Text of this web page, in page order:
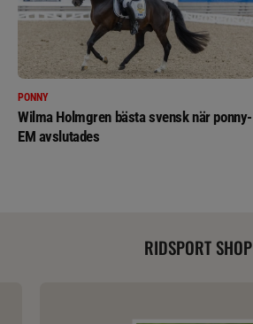
PONNY
Wilma Holmgren bästa svensk när ponny-
EM avslutades
RIDSPORT SHOP